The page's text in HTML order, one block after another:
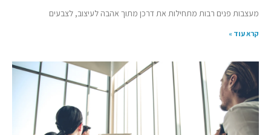
מעצבות פנים רבות מתחילות את דרכן מתוך אהבה לעיצוב, לצבעים
קרא עוד »